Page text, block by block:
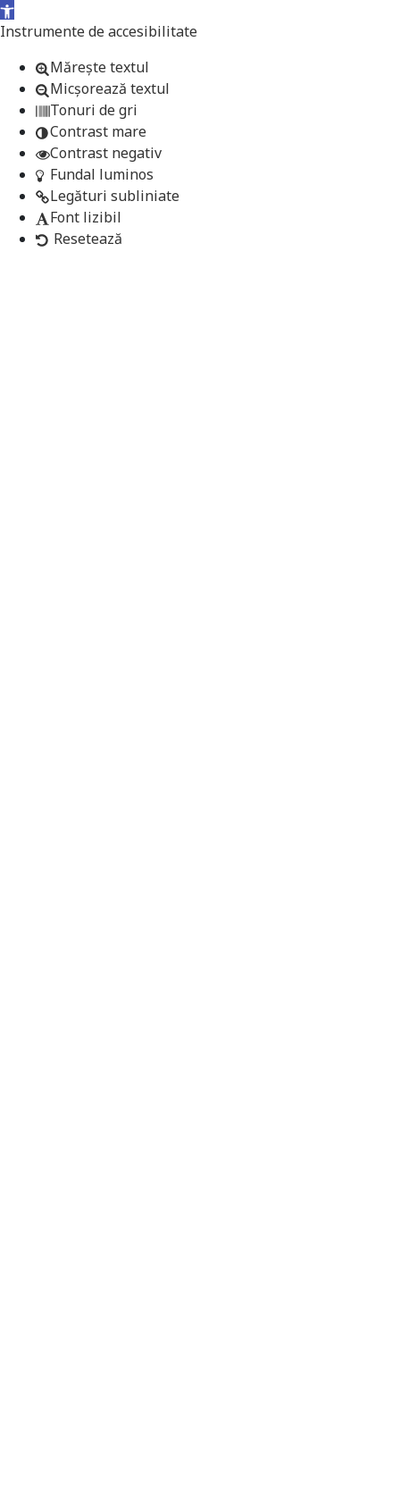
Deschide bara de unelte
Instrumente de accesibilitate
Mărește textul
Micșorează textul
Tonuri de gri
Contrast mare
Contrast negativ
Fundal luminos
Legături subliniate
Font lizibil
Resetează